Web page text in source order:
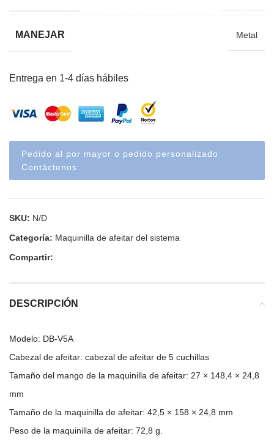
MANEJAR Metal
Entrega en 1-4 días hábiles
Pedido al por mayor o pedido personalizado
Contáctenos
SKU: N/D
Categoría: Maquinilla de afeitar del sistema
Compartir:
DESCRIPCIÓN
Modelo: DB-V5A
Cabezal de afeitar: cabezal de afeitar de 5 cuchillas
Tamaño del mango de la maquinilla de afeitar: 27 × 148,4 × 24,8
mm
Tamaño de la maquinilla de afeitar: 42,5 × 158 × 24,8 mm
Peso de la maquinilla de afeitar: 72,8 g.